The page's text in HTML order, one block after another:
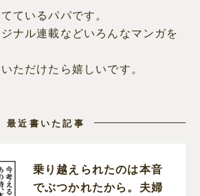
ているパパです。
ナル連載などいろんなマンガを
ただけたら嬉しいです。
最近書いた記事
乗り越えられたのは本音
でぶつかれたから。夫婦